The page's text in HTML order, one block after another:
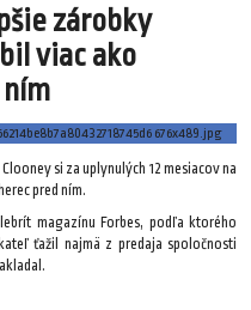
zárobky
viac ako
si za uplynulých 12 mesiacov na
pred ním.
magazínu Forbes, podľa ktorého
ťažil najmä z predaja spoločnosti